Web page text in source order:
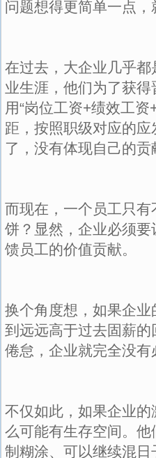
问题想得更简单一点，
在过去，大企业几乎
业生涯，他们为了获
用“岗位工资+绩效工
距，按照职级对应的
了，没有体现自己的
而现在，一个员工只
饼？显然，企业必须
馈员工的价值贡献。
换个角度想，如果企
到远远高于过去固薪
倦怠，企业就完全没
不仅如此，如果企业
么可能有生存空间。
制糊涂、可以继续混